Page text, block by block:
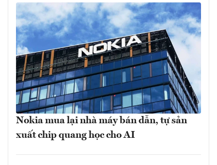
Nokia mua lại nhà máy bán dẫn, tự sản
xuất chip quang học cho AI